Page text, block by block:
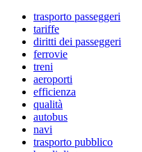
trasporto passeggeri
tariffe
diritti dei passeggeri
ferrovie
treni
aeroporti
efficienza
qualità
autobus
navi
trasporto pubblico